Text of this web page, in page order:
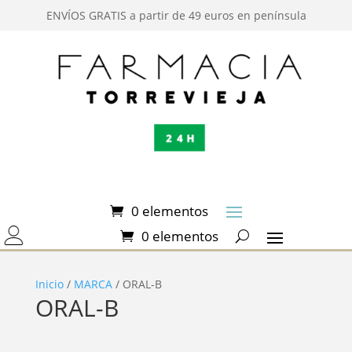
ENVÍOS GRATIS a partir de 49 euros en península
0 elementos
0 elementos
Inicio/ MARCA/ ORAL-B
ORAL-B